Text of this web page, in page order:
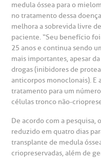
R. Martiniano de
CEP: 01323-001 | Bela Vista
São Paulo - SP
Clínica
de Benchmarking
de Bioética
frequentes
de Sangue
medula óssea para o
no tratamento dessa
melhora a sobrevida livre
paciente. “Seu benefício
25 anos e continua sendo
mais importantes, apesar
drogas (inibidores de
anticorpos monoclonais). E
tratamento para um
células tronco não-
De acordo com a
reduzido em quatro dias
transplante de medula
criopreservadas, além de